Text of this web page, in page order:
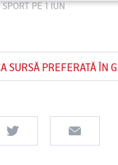
PE 1 IUN
SURSĂ PREFERATĂ ÎN